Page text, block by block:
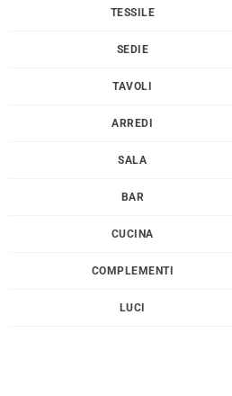
TESSILE
SEDIE
TAVOLI
ARREDI
SALA
BAR
CUCINA
COMPLEMENTI
LUCI